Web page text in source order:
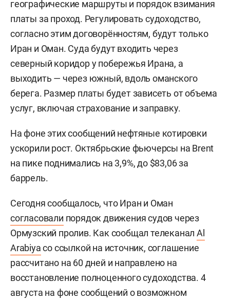
географические маршруты и порядок взимания
платы за проход. Регулировать судоходство,
согласно этим договорённостям, будут только
Иран и Оман. Суда будут входить через
северный коридор у побережья Ирана, а
выходить — через южный, вдоль оманского
берега. Размер платы будет зависеть от объема
услуг, включая страхование и заправку.
На фоне этих сообщений нефтяные котировки
ускорили рост. Октябрьские фьючерсы на Brent
на пике поднимались на 3,9%, до $83,06 за
баррель.
Сегодня сообщалось, что Иран и Оман
согласовали порядок движения судов через
Ормузский пролив. Как сообщал телеканал Al
Arabiyaсо ссылкой на источник, соглашение
рассчитано на 60 дней и направлено на
восстановление полноценного судоходства. 4
августа на фоне сообщений о возможном